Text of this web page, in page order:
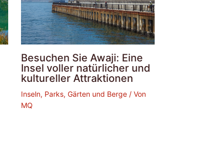
Besuchen Sie Awaji: Eine
Insel voller natürlicher und
kultureller Attraktionen
Inseln, Parks, Gärten und Berge/ Von
MQ